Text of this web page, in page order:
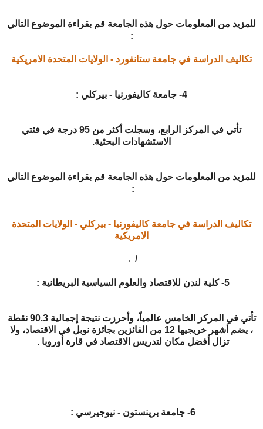
للمزيد من المعلومات حول هذه الجامعة قم بقراءة الموضوع التالي
:
تكاليف الدراسة في جامعة ستانفورد - الولايات المتحدة الامريكية
4- جامعة كاليفورنيا - بيركلي :
تأتي في المركز الرابع، وسجلت أكثر من 95 درجة في فئتي
الاستشهادات البحثية.
للمزيد من المعلومات حول هذه الجامعة قم بقراءة الموضوع التالي
:
تكاليف الدراسة في جامعة كاليفورنيا - بيركلي - الولايات المتحدة
الامريكية
↚
5- كلية لندن للاقتصاد والعلوم السياسية البريطانية :
تأتي في المركز الخامس عالمياً، وأحرزت نتيجة إجمالية 90.3 نقطة
، يضم أشهر خريجيها 12 من الفائزين بجائزة نوبل في الاقتصاد، ولا
تزال أفضل مكان لتدريس الاقتصاد في قارة أوروبا .
6- جامعة برينستون - نيوجيرسي :